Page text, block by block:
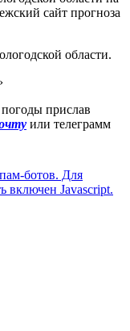
сайт прогноза
области.
›
прислав
или телеграмм
ботов. Для
включен Javascript.